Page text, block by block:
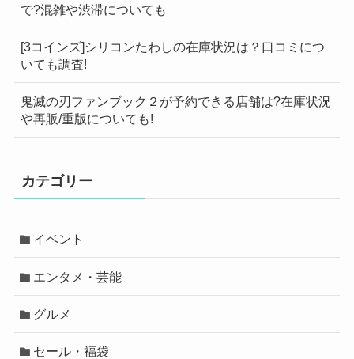
で?混雑や渋滞についても
[3コインズ]シリコンたわしの在庫状況は？口コミにつ
いても調査!
鬼滅の刃ファンブック２が予約できる店舗は?在庫状況
や再販/重版についても!
カテゴリー
イベント
エンタメ・芸能
グルメ
セール・福袋